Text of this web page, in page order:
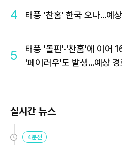
4 태풍 '찬홈' 한국 오나…예
5
태풍 '돌핀'·'찬홈'에 이어
'페이러우'도 발생…예상 경
실시간 뉴스
4분전